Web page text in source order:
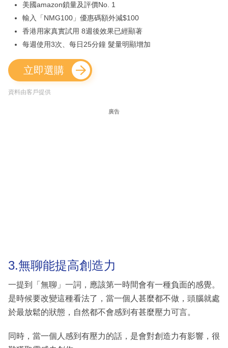
美國amazon鎖量及評價No. 1
輸入「NMG100」優惠碼額外減$100
香港用家真實試用 8週後效果已經顯著
每週使用3次、每日25分鐘 髮量明顯增加
立即選購
資料由客戶提供
廣告
3.無聊能提高創造力
一提到「無聊」一詞，應該第一時間會有一種負面的感覺。
是時候要改變這種看法了，當一個人甚麼都不做，頭腦就處
於最放鬆的狀態，自然都不會感到有甚麼壓力可言。
同時，當一個人感到有壓力的話，是會對創造力有影響，很